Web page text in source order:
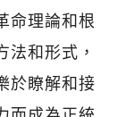
命理論和根
法和形式，
於瞭解和接